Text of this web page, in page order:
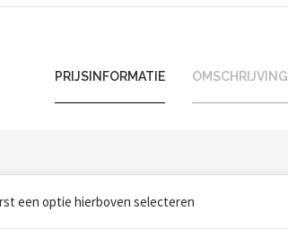
PRIJSINFORMATIE OMSCHRIJVING
een optie hierboven selecteren